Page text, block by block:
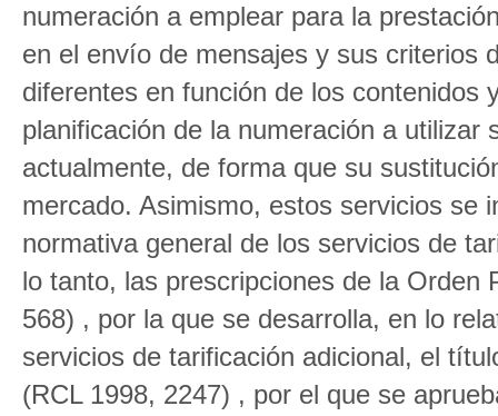
numeración a emplear para la
en el envío de mensajes y sus criterios
diferentes en función de los contenidos
planificación de la numeración a
actualmente, de forma que su
mercado. Asimismo, estos servicios se
normativa general de los servicios de
lo tanto, las prescripciones de la Orden
568) , por la que se desarrolla, en lo
servicios de tarificación adicional, el
(RCL 1998, 2247) , por el que se